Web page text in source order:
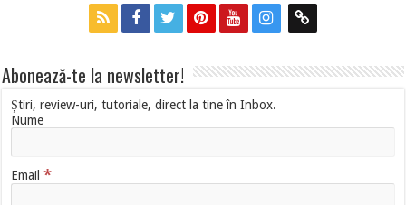
Abonează-te la newsletter!
Știri, review-uri, tutoriale, direct la tine în Inbox.
Nume
Email*